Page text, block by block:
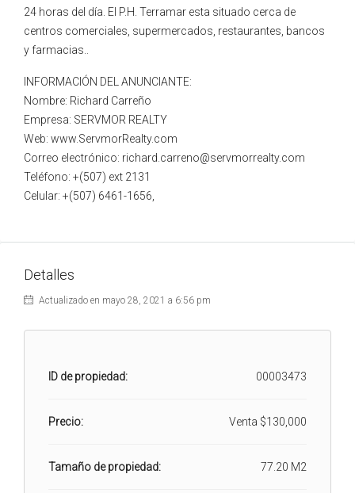
24 horas del día. El P.H. Terramar esta situado cerca de
centros comerciales, supermercados, restaurantes, bancos
y farmacias..
INFORMACIÓN DEL ANUNCIANTE:
Nombre: Richard Carreño
Empresa: SERVMOR REALTY
Web: www.ServmorRealty.com
Correo electrónico: richard.carreno@servmorrealty.com
Teléfono: +(507) ext 2131
Celular: +(507) 6461-1656,
Detalles
Actualizado en mayo 28, 2021 a 6:56 pm
ID de propiedad: 00003473
Precio: Venta $130,000
Tamaño de propiedad: 77.20 M2